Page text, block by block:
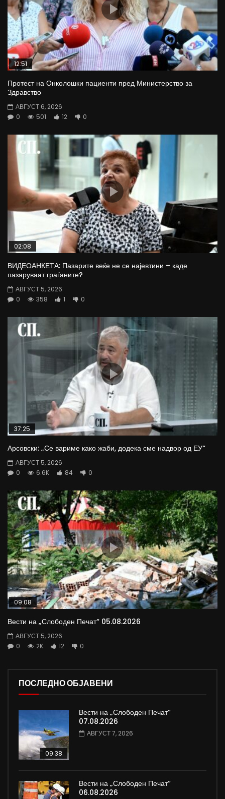
12:51
Протест на Онколошки пациенти пред Министерство за
Здравство
АВГУСТ 6, 2026
0
501 12 0
02:08
ВИДЕОАНКЕТА: Пазарите веќе не се најевтини – каде
пазаруваат граѓаните?
АВГУСТ 5, 2026
0
358 1 0
37:25
Арсовски: „Се вариме како жаби, додека сме надвор од ЕУ“
АВГУСТ 5, 2026
0
6.6K 84 0
09:08
Вести на „Слободен Печат“ 05.08.2026
АВГУСТ 5, 2026
0
2K 12 0
ПОСЛЕДНО ОБЈАВЕНИ
09:38
Вести на „Слободен Печат“
07.08.2026
АВГУСТ 7, 2026
Вести на „Слободен Печат“
06.08.2026